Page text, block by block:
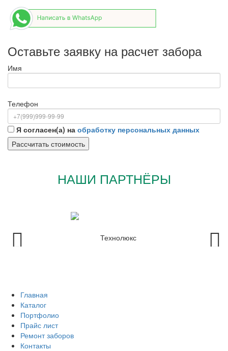
Оставьте заявку на расчет забора
Имя
Телефон
Я согласен(а) на обработку персональных данных
НАШИ ПАРТНЁРЫ
Главная
Каталог
Портфолио
Прайс лист
Ремонт заборов
Контакты